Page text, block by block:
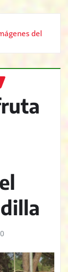
del
0